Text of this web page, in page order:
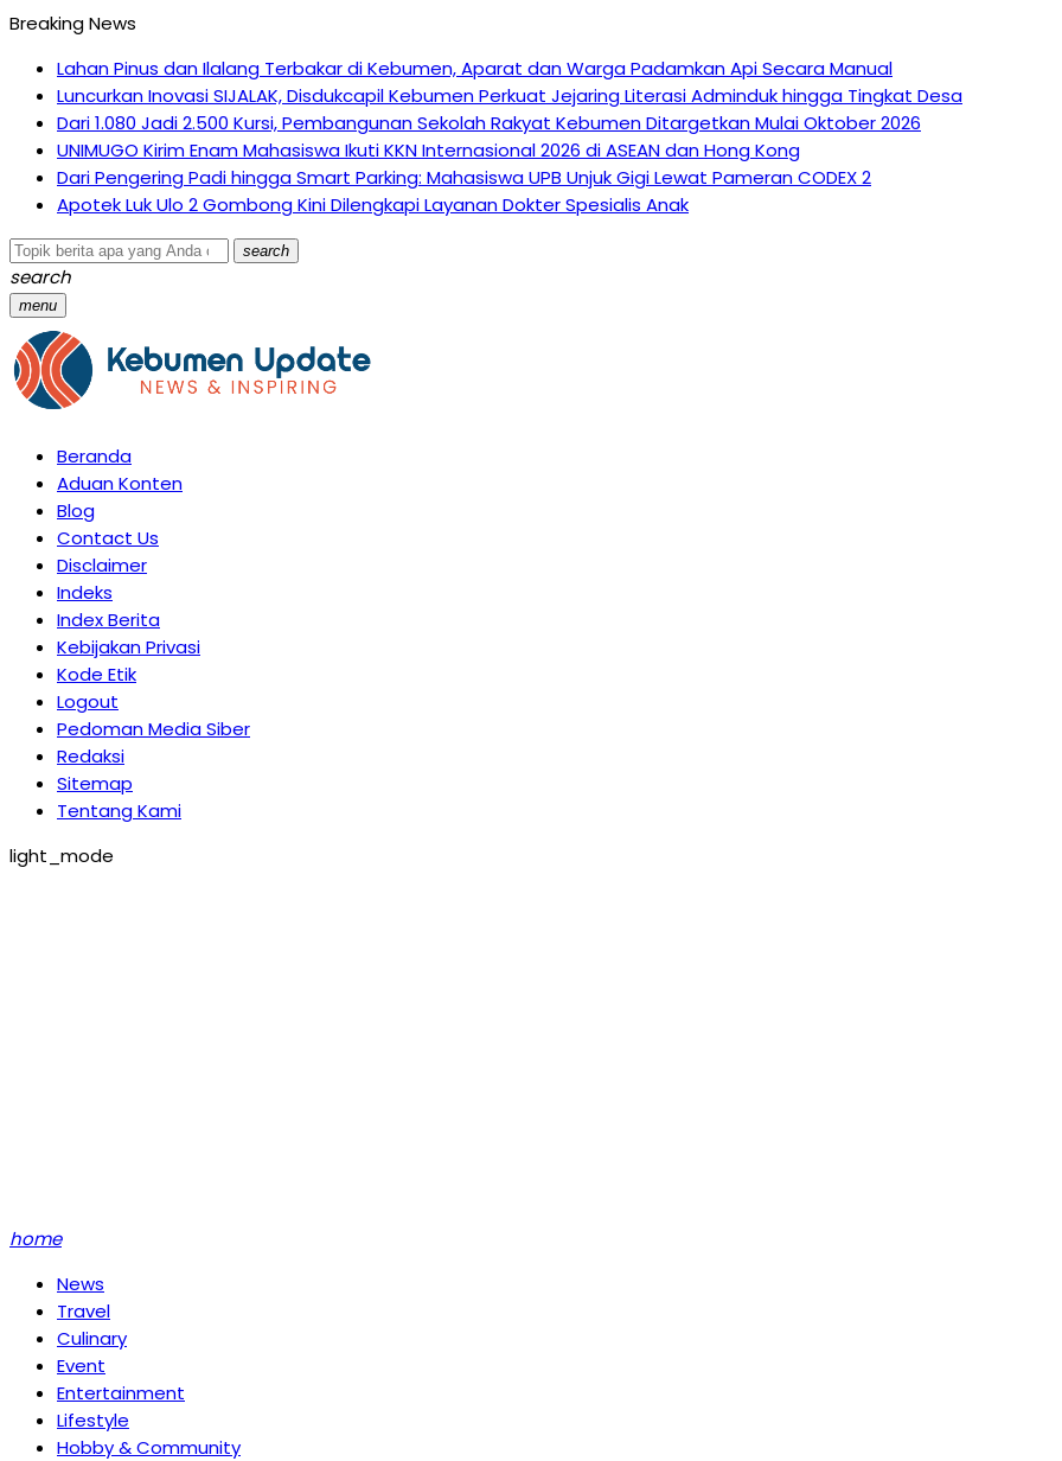
Breaking News
Lahan Pinus dan Ilalang Terbakar di Kebumen, Aparat dan Warga Padamkan Api Secara Manual
Luncurkan Inovasi SIJALAK, Disdukcapil Kebumen Perkuat Jejaring Literasi Adminduk hingga Tingkat Desa
Dari 1.080 Jadi 2.500 Kursi, Pembangunan Sekolah Rakyat Kebumen Ditargetkan Mulai Oktober 2026
UNIMUGO Kirim Enam Mahasiswa Ikuti KKN Internasional 2026 di ASEAN dan Hong Kong
Dari Pengering Padi hingga Smart Parking: Mahasiswa UPB Unjuk Gigi Lewat Pameran CODEX 2
Apotek Luk Ulo 2 Gombong Kini Dilengkapi Layanan Dokter Spesialis Anak
search
search
menu
Beranda
Aduan Konten
Blog
Contact Us
Disclaimer
Indeks
Index Berita
Kebijakan Privasi
Kode Etik
Logout
Pedoman Media Siber
Redaksi
Sitemap
Tentang Kami
light_mode
home
News
Travel
Culinary
Event
Entertainment
Lifestyle
Hobby & Community